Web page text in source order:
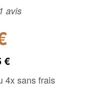
1 avis
€
4x sans frais